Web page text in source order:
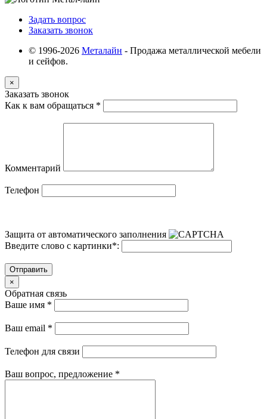
Задать вопрос
Заказать звонок
© 1996-2026 Металайн - Продажа металлической мебели
и сейфов.
×
Заказать звонок
Как к вам обращаться *
Комментарий
Телефон
Защита от автоматического заполнения
Введите слово с картинки*:
Отправить
×
Обратная связь
Ваше имя *
Ваш email *
Телефон для связи
Ваш вопрос, предложение *